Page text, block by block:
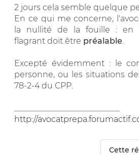
2 jours cela semble quelque
En ce qui me concerne,
la nullité de la fouille : en
flagrant doit être préalable
Excepté évidemment : le
personne, ou les situations
78-2-4 du CPP.
http://
Cette